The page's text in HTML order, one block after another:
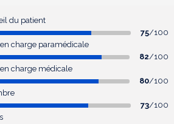
du patient
75/100
en charge paramédicale
82/100
en charge médicale
80/100
73/100